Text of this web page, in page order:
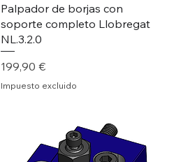
Palpador de borjas con
soporte completo Llobregat
NL.3.2.0
Precio
199,90 €
Impuesto excluido